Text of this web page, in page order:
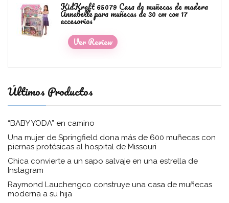
KidKraft 65079 Casa de muñecas de madera
Annabelle para muñecas de 30 cm con 17
accesorios
Ver Review
Últimos Productos
“BABY YODA” en camino
Una mujer de Springfield dona más de 600 muñecas con
piernas protésicas al hospital de Missouri
Chica convierte a un sapo salvaje en una estrella de
Instagram
Raymond Lauchengco construye una casa de muñecas
moderna a su hija